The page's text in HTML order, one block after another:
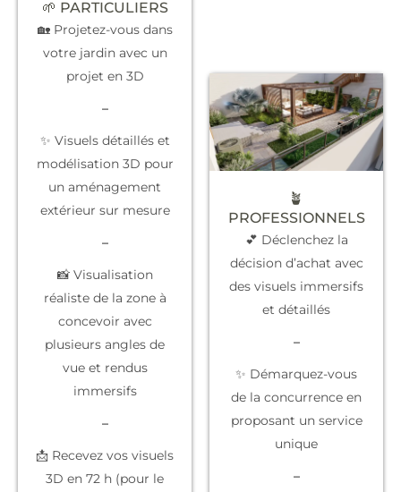
🌱 PARTICULIERS
🏡 Projetez-vous dans
votre jardin avec un
projet en 3D
–
✨ Visuels détaillés et
modélisation 3D pour
un aménagement
extérieur sur mesure
–
📸 Visualisation
réaliste de la zone à
concevoir avec
plusieurs angles de
vue et rendus
immersifs
–
📩 Recevez vos visuels
3D en 72 h (pour le
🪴
PROFESSIONNELS
💕 Déclenchez la
décision d’achat avec
des visuels immersifs
et détaillés
–
✨ Démarquez-vous
de la concurrence en
proposant un service
unique
–